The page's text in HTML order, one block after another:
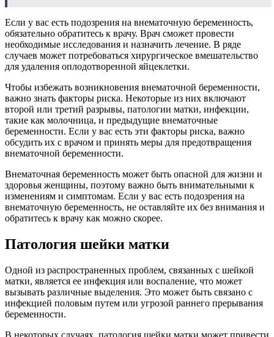
Если у вас есть подозрения на внематочную беременность,
обязательно обратитесь к врачу. Врач сможет провести
необходимые исследования и назначить лечение. В ряде
случаев может потребоваться хирургическое вмешательство
для удаления оплодотворенной яйцеклетки.
Чтобы избежать возникновения внематочной беременности,
важно знать факторы риска. Некоторые из них включают
второй или третий разрывы, патологии матки, инфекции,
такие как молочница, и предыдущие внематочные
беременности. Если у вас есть эти факторы риска, важно
обсудить их с врачом и принять меры для предотвращения
внематочной беременности.
Внематочная беременность может быть опасной для жизни и
здоровья женщины, поэтому важно быть внимательными к
изменениям и симптомам. Если у вас есть подозрения на
внематочную беременность, не оставляйте их без внимания и
обратитесь к врачу как можно скорее.
Патология шейки матки
Одной из распространенных проблем, связанных с шейкой
матки, является ее инфекция или воспаление, что может
вызывать различные выделения. Это может быть связано с
инфекцией половым путем или угрозой раннего прерывания
беременности.